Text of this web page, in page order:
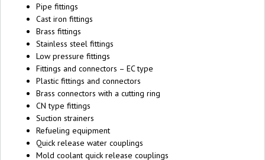
Pipe fittings
Cast iron fittings
Brass fittings
Stainless steel fittings
Low pressure fittings
Fittings and connectors – EC type
Plastic fittings and connectors
Brass connectors with a cutting ring
CN type fittings
Suction strainers
Refueling equipment
Quick release water couplings
Mold coolant quick release couplings